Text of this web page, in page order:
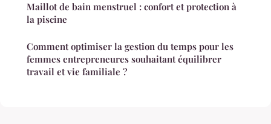
Maillot de bain menstruel : confort et protection à
la piscine
Comment optimiser la gestion du temps pour les
femmes entrepreneures souhaitant équilibrer
travail et vie familiale ?